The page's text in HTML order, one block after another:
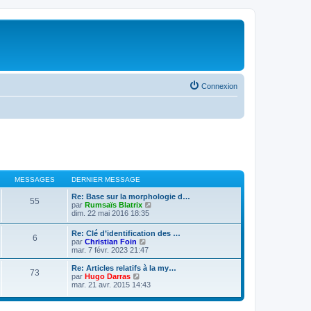
Connexion
MESSAGES DERNIER MESSAGE
55
Re: Base sur la morphologie d…
par Rumsaïs Blatrix
l
e
r
e
r
dim. 22 mai 2016 18:35
6
Re: Clé d’identification des …
par Christian Foin
o
i
r
e
e
mar. 7 févr. 2023 21:47
73
Re: Articles relatifs à la my…
par Hugo Darras
o
r
mar. 21 avr. 2015 14:43